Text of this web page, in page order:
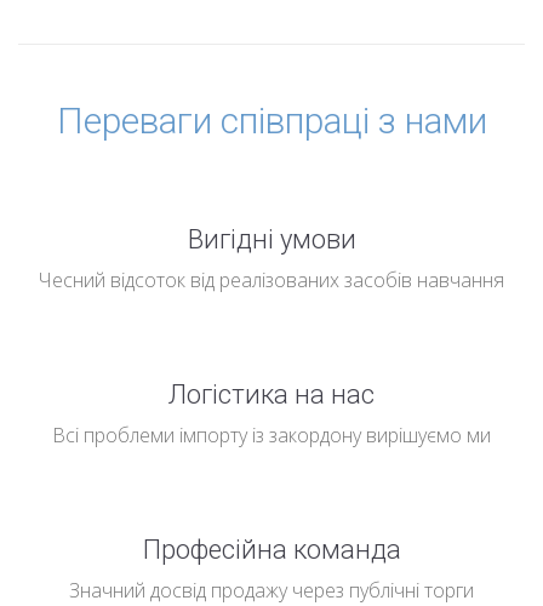
Переваги співпраці з нами
Вигідні умови
Чесний відсоток від реалізованих засобів навчання
Логістика на нас
Всі проблеми імпорту із закордону вирішуємо ми
Професійна команда
Значний досвід продажу через публічні торги